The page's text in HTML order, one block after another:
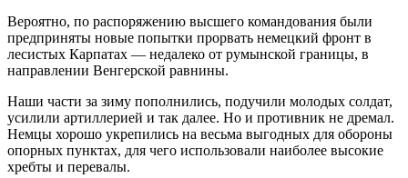
Вероятно, по распоряжению высшего командования были
предприняты новые попытки прорвать немецкий фронт в
лесистых Карпатах — недалеко от румынской границы, в
направлении Венгерской равнины.
Наши части за зиму пополнились, подучили молодых солдат,
усилили артиллерией и так далее. Но и противник не дремал.
Немцы хорошо укрепились на весьма выгодных для обороны
опорных пунктах, для чего использовали наиболее высокие
хребты и перевалы.